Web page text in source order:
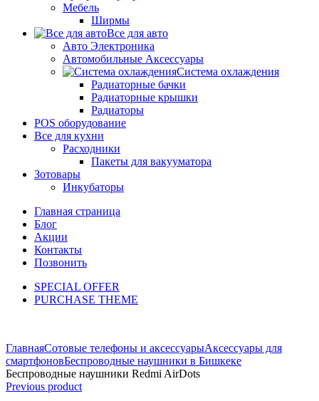
Мебель
Ширмы
Все для авто
Авто Электроника
Автомобильные Аксессуары
Система охлаждения
Радиаторные бачки
Радиаторные крышки
Радиаторы
POS оборудование
Все для кухни
Расходники
Пакеты для вакууматора
Зотовары
Инкубаторы
Главная страница
Блог
Акции
Контакты
Позвонить
SPECIAL OFFER
PURCHASE THEME
ГлавнаяСотовые телефоны и аксессуарыАксессуары для
смартфоновБеспроводные наушники в Бишкеке
Беспроводные наушники Redmi AirDots
Previous product